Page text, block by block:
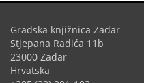
Gradska knjižnica Zadar
Stjepana Radića 11b
23000 Zadar
Hrvatska